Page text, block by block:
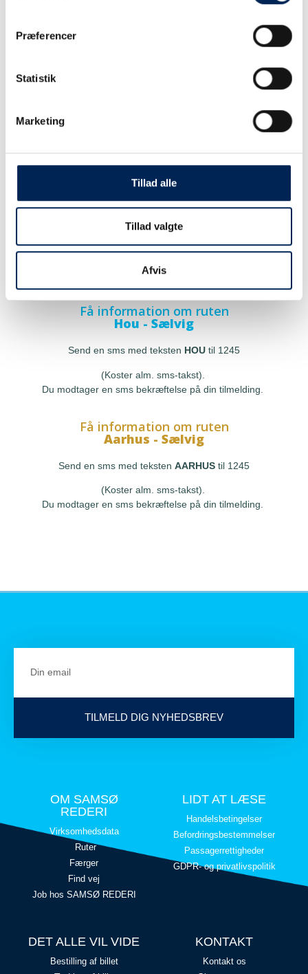
Præferencer
Statistik
Marketing
Tillad alle
Tillad valgte
Afvis
Få information om ruten
Hou - Sælvig
Send en sms med teksten HOU til 1245
(Koster alm. sms-takst).
Du modtager en sms bekræftelse på din tilmelding.
Få information om ruten
Aarhus - Sælvig
Send en sms med teksten AARHUS til 1245
(Koster alm. sms-takst).
Du modtager en sms bekræftelse på din tilmelding.
TILMELD DIG NYHEDSBREV
OM SAMSØ
REDERI
Virksomhedsdata
Ruter
Færger
Find vej
Job hos SAMSØ REDERI
LIDT AT LÆSE
Handelsbetingelser
Befordringsbestemmelser
Passagerrettigheder
GDPR- og privatlivspolitik
DET ALLE VIL VIDE
Bestilling af billet
KONTAKT
Kontakt os